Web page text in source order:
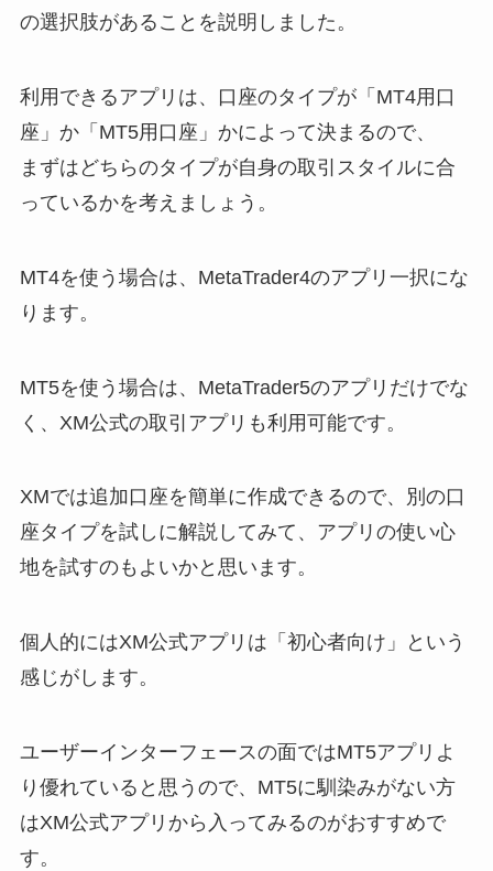
の選択肢があることを説明しました。
利用できるアプリは、口座のタイプが「MT4用口
座」か「MT5用口座」かによって決まるので、
まずはどちらのタイプが自身の取引スタイルに合
っているかを考えましょう。
MT4を使う場合は、MetaTrader4のアプリ一択にな
ります。
MT5を使う場合は、MetaTrader5のアプリだけでな
く、XM公式の取引アプリも利用可能です。
XMでは追加口座を簡単に作成できるので、別の口
座タイプを試しに解説してみて、アプリの使い心
地を試すのもよいかと思います。
個人的にはXM公式アプリは「初心者向け」という
感じがします。
ユーザーインターフェースの面ではMT5アプリよ
り優れていると思うので、MT5に馴染みがない方
はXM公式アプリから入ってみるのがおすすめで
す。